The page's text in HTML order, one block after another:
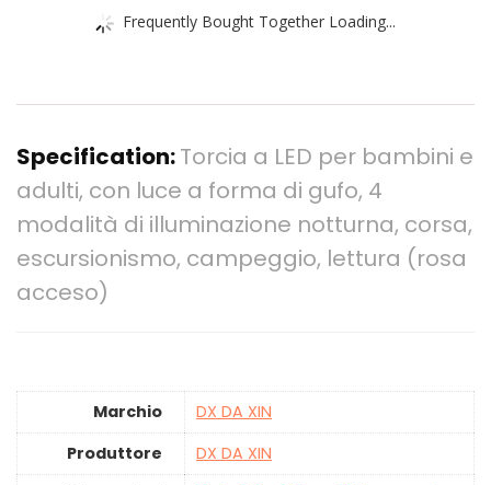
Frequently Bought Together Loading...
Specification:Torcia a LED per bambini e
adulti, con luce a forma di gufo, 4
modalità di illuminazione notturna, corsa,
escursionismo, campeggio, lettura (rosa
acceso)
Marchio
‎DX DA XIN
Produttore
‎DX DA XIN